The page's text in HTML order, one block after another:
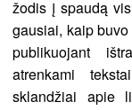
žodis į spaudą
gausiai, kaip buvo
publikuojant
atrenkami
sklandžiai apie